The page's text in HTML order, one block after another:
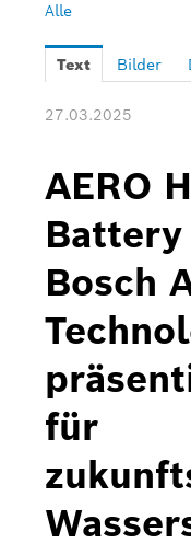
Power Tools
Buderus
Hausgeräte
Downloads
Pressemappen
Fotos
Videos
Über uns
Alle
Text Bilder
27.03.2025
AERO
Bosch
für